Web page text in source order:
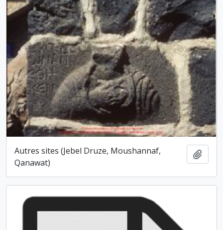
Autres sites (Jebel Druze, Moushannaf,
Qanawat)